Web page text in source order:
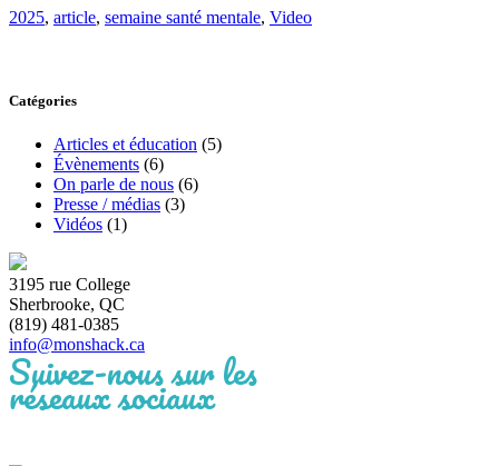
2025, article, semaine santé mentale, Video
Catégories
Articles et éducation (5)
Évènements (6)
On parle de nous (6)
Presse / médias (3)
Vidéos (1)
3195 rue College
Sherbrooke, QC
(819) 481-0385
info@monshack.ca
Suivez-nous sur les
réseaux sociaux